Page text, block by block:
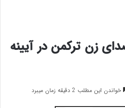
زن ترکمن در آیینه‌
خواندن این مطلب 2 دقیقه زمان میبرد